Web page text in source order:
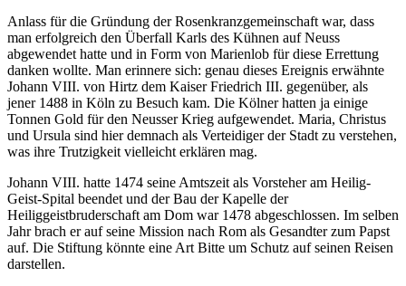
Anlass für die Gründung der Rosenkranzgemeinschaft war, dass
man erfolgreich den Überfall Karls des Kühnen auf Neuss
abgewendet hatte und in Form von Marienlob für diese Errettung
danken wollte. Man erinnere sich: genau dieses Ereignis erwähnte
Johann VIII. von Hirtz dem Kaiser Friedrich III. gegenüber, als
jener 1488 in Köln zu Besuch kam. Die Kölner hatten ja einige
Tonnen Gold für den Neusser Krieg aufgewendet. Maria, Christus
und Ursula sind hier demnach als Verteidiger der Stadt zu verstehen,
was ihre Trutzigkeit vielleicht erklären mag.
Johann VIII. hatte 1474 seine Amtszeit als Vorsteher am Heilig-
Geist-Spital beendet und der Bau der Kapelle der
Heiliggeistbruderschaft am Dom war 1478 abgeschlossen. Im selben
Jahr brach er auf seine Mission nach Rom als Gesandter zum Papst
auf. Die Stiftung könnte eine Art Bitte um Schutz auf seinen Reisen
darstellen.